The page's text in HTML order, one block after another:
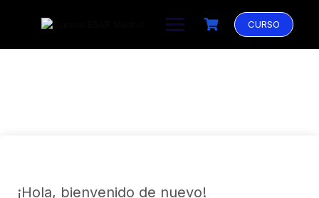
contenido
CURSO
¡Hola, bienvenido de nuevo!